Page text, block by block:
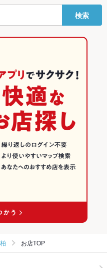
ングをご利用下さい。
・スクリーンマイクお貸しいたし
円(込)～！お気軽にご相談くださ
ンはご用意しておりません。
っていただけるソファ席もござい
ー・スクリーンマイクもございま
バル
タリアンバール
ル
ル
和牛ステーキ
グ
ンチランキング
ング
検索
柏 お店TOP